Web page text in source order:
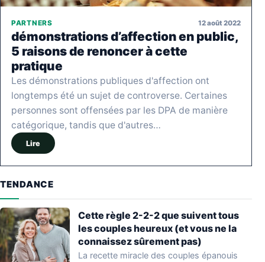
PARTNERS 12 août 2022
démonstrations d’affection en public,
5 raisons de renoncer à cette
pratique
Les démonstrations publiques d'affection ont
longtemps été un sujet de controverse. Certaines
personnes sont offensées par les DPA de manière
catégorique, tandis que d'autres…
Lire
TENDANCE
Cette règle 2-2-2 que suivent tous
les couples heureux (et vous ne la
connaissez sûrement pas)
La recette miracle des couples épanouis